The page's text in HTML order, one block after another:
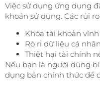
Việc sử dụng ứng dụng
khoản sử dụng. Các rủi
Khóa tài khoản
Rò rỉ dữ liệu cá nhân
Thiệt hại tài chính
Nếu bạn là người dùng
dụng bản chính thức để